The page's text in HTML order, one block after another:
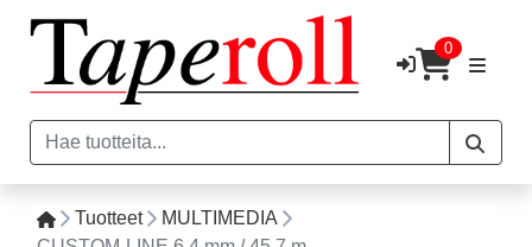
0
Tuotteet
MULTIMEDIA